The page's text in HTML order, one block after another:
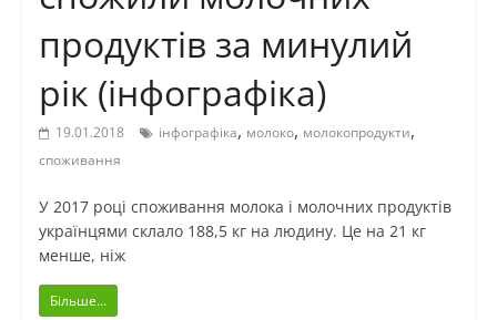
продуктів за минулий
рік (інфографіка)
19.01.2018 інфографіка, молоко, молокопродукти,
споживання
У 2017 році споживання молока і молочних продуктів
українцями склало 188,5 кг на людину. Це на 21 кг
менше, ніж
Більше...